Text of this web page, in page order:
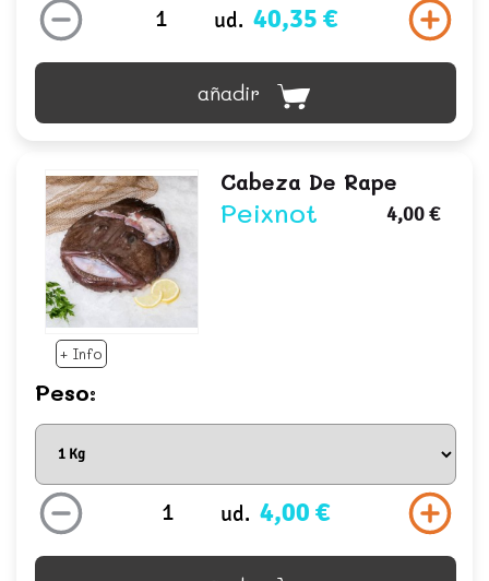
ud. 40,35 €
añadir
+ Info
Cabeza De Rape
Peixnot 4,00 €
Peso:
ud. 4,00 €